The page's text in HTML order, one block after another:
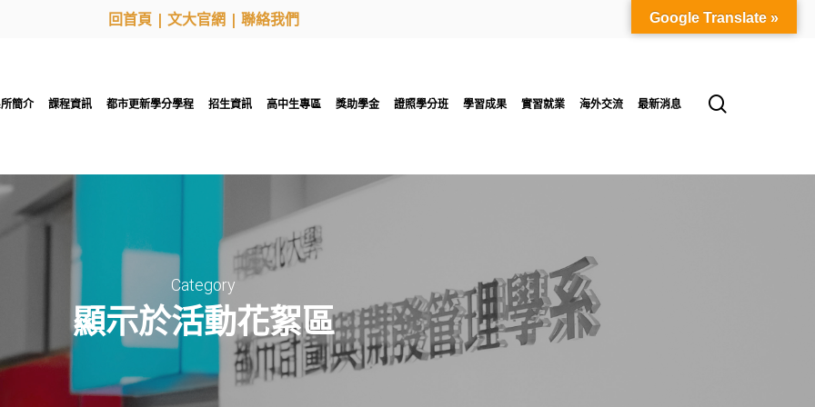
回首頁| 文大官網| 聯絡我們
簡介 課程資訊 都市更新學分學程 招生資訊 高中生專區 獎助學金 證照學分班 學習成果 實習就業 海外交流 最新消息
Category
顯示於活動花絮區
Google Translate »